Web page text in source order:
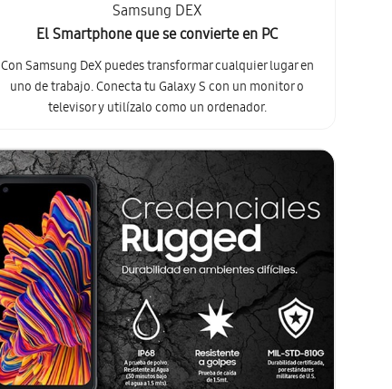
Samsung DEX
El Smartphone que se convierte en PC
Con Samsung DeX puedes transformar cualquier lugar en
uno de trabajo. Conecta tu Galaxy S con un monitor o
televisor y utilízalo como un ordenador.